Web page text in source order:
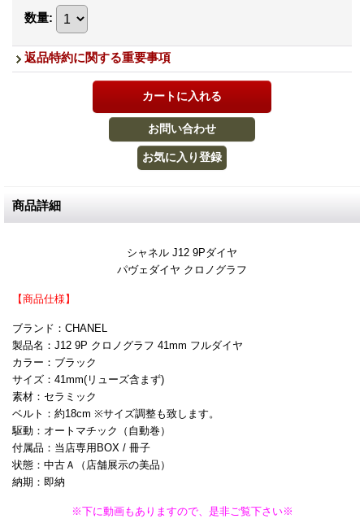
数量:
返品特約に関する重要事項
商品詳細
シャネル J12 9Pダイヤ
パヴェダイヤ クロノグラフ
【商品仕様】
ブランド：CHANEL
製品名：J12 9P クロノグラフ 41mm フルダイヤ
カラー：ブラック
サイズ：41mm(リューズ含まず)
素材：セラミック
ベルト：約18cm ※サイズ調整も致します。
駆動：オートマチック（自動巻）
付属品：当店専用BOX / 冊子
状態：中古Ａ（店舗展示の美品）
納期：即納
※下に動画もありますので、是非ご覧下さい※